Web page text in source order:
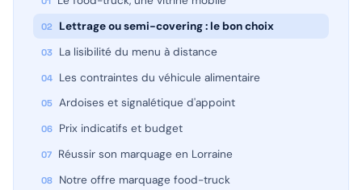
Lettrage ou semi-covering : le bon choix
La lisibilité du menu à distance
Les contraintes du véhicule alimentaire
Ardoises et signalétique d'appoint
Prix indicatifs et budget
Réussir son marquage en Lorraine
Notre offre marquage food-truck